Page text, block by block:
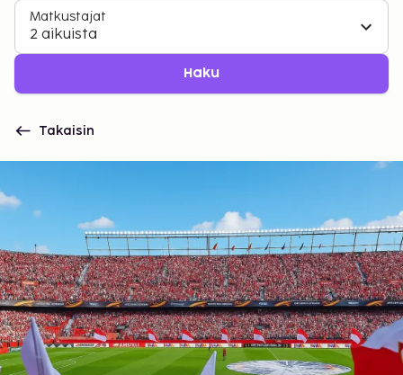
Matkustajat
2 aikuista
Haku
Takaisin